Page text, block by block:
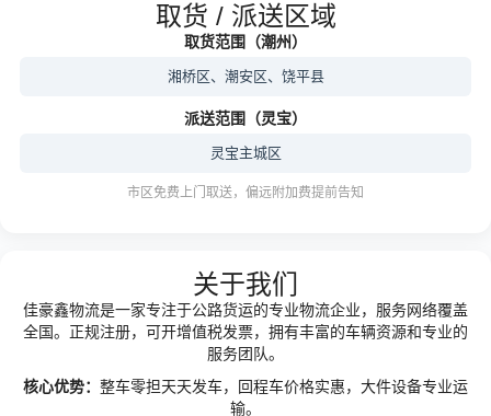
取货 / 派送区域
取货范围（潮州）
湘桥区、潮安区、饶平县
派送范围（灵宝）
灵宝主城区
市区免费上门取送，偏远附加费提前告知
关于我们
佳豪鑫物流是一家专注于公路货运的专业物流企业，服务网络覆盖
全国。正规注册，可开增值税发票，拥有丰富的车辆资源和专业的
服务团队。
核心优势： 整车零担天天发车，回程车价格实惠，大件设备专业运
输。